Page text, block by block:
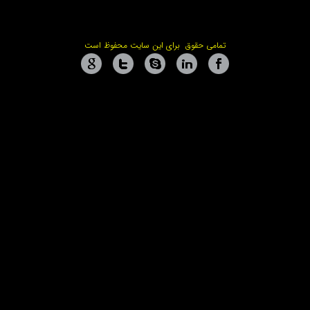
تمامی حقوق برای این سایت محفوظ است